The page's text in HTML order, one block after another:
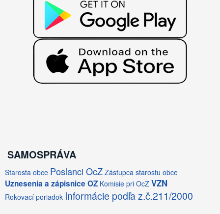
SAMOSPRÁVA
Starosta obce Poslanci OcZ Zástupca starostu obce
Uznesenia a zápisnice OZ Komisie pri OcZ VZN
Rokovací poriadok Informácie podľa z.č.211/2000